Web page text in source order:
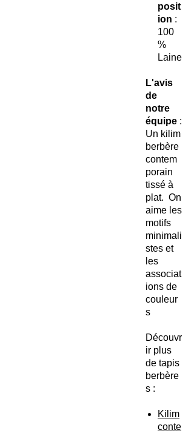
posit
ion :
100
%
Laine
L'avis
de
notre
équipe :
Un kilim
berbère
contem
porain
tissé à
plat. On
aime les
motifs
minimali
stes et
les
associat
ions de
couleur
s
Découvr
ir plus
de tapis
berbère
s :
Kilim
conte